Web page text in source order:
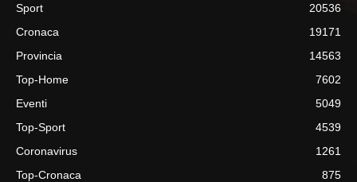
Sport
20536
Cronaca
19171
Provincia
14563
Top-Home
7602
Eventi
5049
Top-Sport
4539
Coronavirus
1261
Top-Cronaca
875